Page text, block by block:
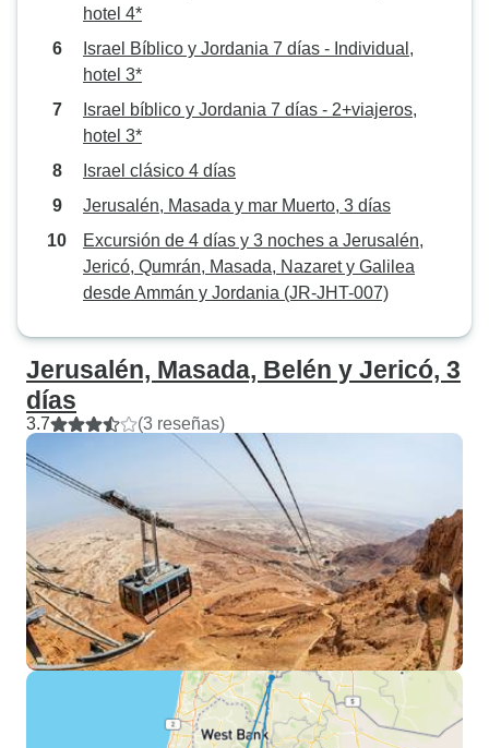
hotel 4*
Israel Bíblico y Jordania 7 días - Individual,
hotel 3*
Israel bíblico y Jordania 7 días - 2+viajeros,
hotel 3*
Israel clásico 4 días
Jerusalén, Masada y mar Muerto, 3 días
Excursión de 4 días y 3 noches a Jerusalén,
Jericó, Qumrán, Masada, Nazaret y Galilea
desde Ammán y Jordania (JR-JHT-007)
Jerusalén, Masada, Belén y Jericó, 3
días
3.7 (3 reseñas)